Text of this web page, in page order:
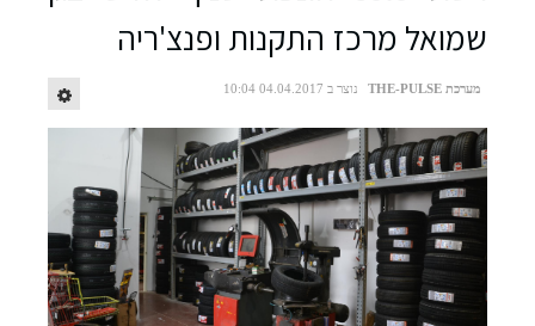
שמואל מרכז התקנות ופנצ'ריה
מערכת THE-PULSE נוצר ב 04.04.2017 10:04